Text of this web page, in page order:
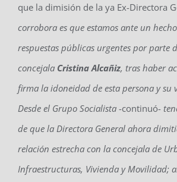
que la dimisión de la ya Ex-Directora
corrobora es que estamos ante un
respuestas públicas urgentes por parte
concejala Cristina Alcañiz, tras haber
firma la idoneidad de esta persona y su
Desde el Grupo Socialista -continuó-
de que la Directora General ahora
relación estrecha con la concejala de
Infraestructuras, Vivienda y Movilidad;